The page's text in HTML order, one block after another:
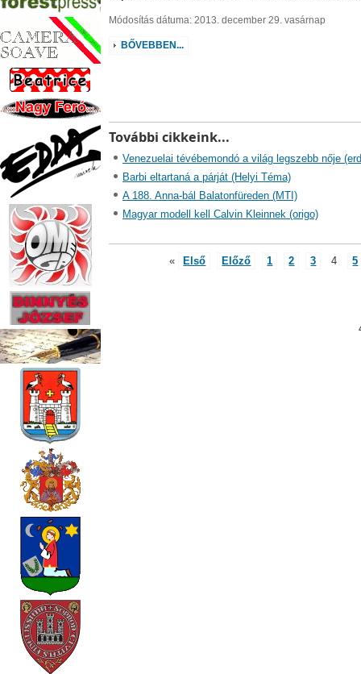
Módosítás dátuma: 2013. december 29. vasárnap
BŐVEBBEN...
További cikkeink...
Venezuelai tévébemondó a világ legszebb nője
Barbi eltartaná a párját (Helyi Téma)
A 188. Anna-bál Balatonfüreden (MTI)
Magyar modell kell Calvin Kleinnek (origo)
« Első Előző 1 2 3 4 5